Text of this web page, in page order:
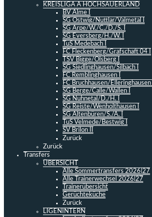
KREISLIGA A HOCHSAUERLAND
BV Alme I
SG Ostwig/Nuttlar/Valmetal I
SG Arpe/W./C./D./S. I
SG Eversberg/H./W. I
TuS Medebach I
FC Fleckenberg/Grafschaft 04 I
TSV Bigge/Olsberg I
SG Siedlinghausen/Silbach I
FC Remblinghausen I
FC Bruchhausen/Elleringhausen I
SG Berge/Calle/Wallen I
SG Nuhnetal/D./H. I
SG Reiste/Wenholthausen I
SG Altenbüren/S./A. I
TuS Velmede/Bestwig I
SV Brilon II
Zurück
Zurück
Transfers
ÜBERSICHT
Alle Sommertransfers 2026|27
Alle Trainerwechsel 2026|27
Trainerübersicht
Gerüchteküche
Zurück
LIGENINTERN